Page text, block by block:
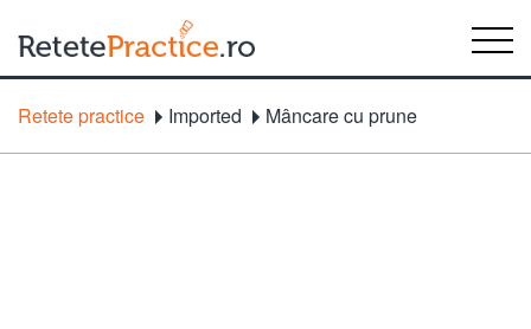
Retete practice Imported Mâncare cu prune